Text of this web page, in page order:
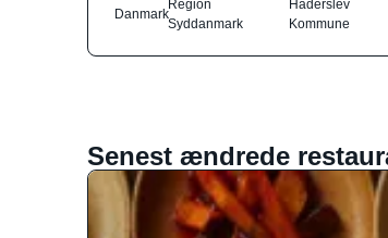
Danmark
Region
Syddanmark
Haderslev
Kommune
Senest ændrede